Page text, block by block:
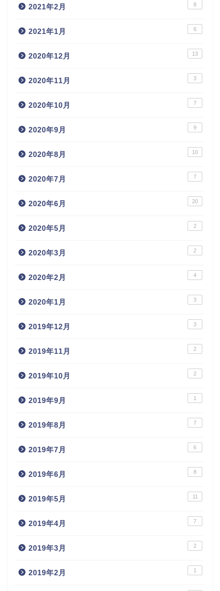
2021年2月 8
2021年1月 6
2020年12月 13
2020年11月 3
2020年10月 7
2020年9月 9
2020年8月 10
2020年7月 7
2020年6月 20
2020年5月 2
2020年3月 2
2020年2月 4
2020年1月 3
2019年12月 3
2019年11月 2
2019年10月 2
2019年9月 1
2019年8月 7
2019年7月 6
2019年6月 8
2019年5月 11
2019年4月 7
2019年3月 2
2019年2月 1